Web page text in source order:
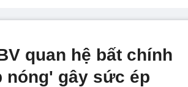
quan hệ bất chính
gây sức ép